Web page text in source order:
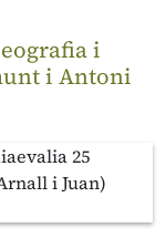
i
i Antoni